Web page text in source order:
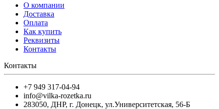
О компании
Доставка
Оплата
Как купить
Реквизиты
Контакты
Контакты
+7 949 317-04-94
info@vilka-rozetka.ru
283050, ДНР, г. Донецк, ул.Университетская, 56-Б